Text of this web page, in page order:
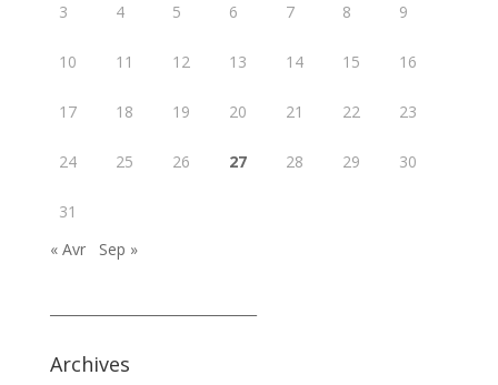
3 4 5 6 7 8 9
10 11 12 13 14 15 16
17 18 19 20 21 22 23
24 25 26 27 28 29 30
31
« Avr
Sep »
Archives